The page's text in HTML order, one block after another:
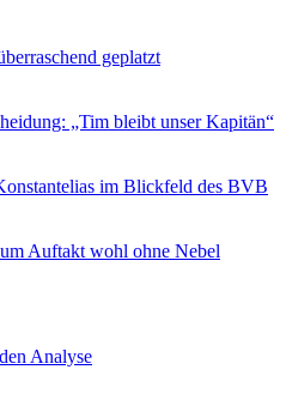
geplatzt
„Tim bleibt unser Kapitän“
im Blickfeld des BVB
Auftakt wohl ohne Nebel
Analyse